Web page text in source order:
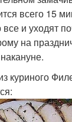
всего 15
и уходят
на
куриного